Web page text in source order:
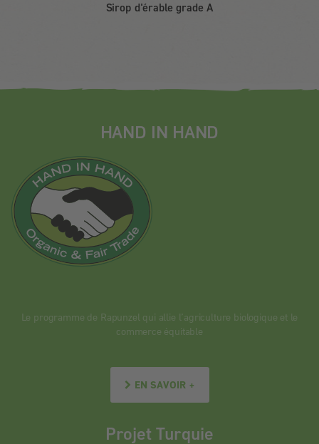
Sirop d'érable grade A
HAND IN HAND
Le programme de Rapunzel qui allie l’agriculture biologique et le
commerce équitable
EN SAVOIR +
Projet Turquie